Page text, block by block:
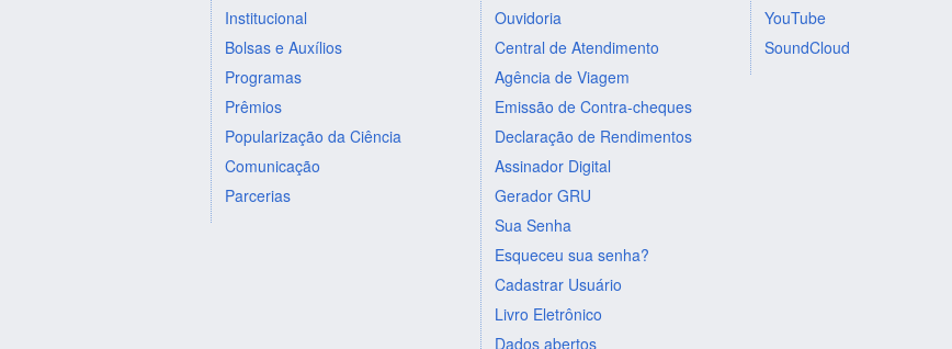
Institucional
Bolsas e Auxílios
Programas
Prêmios
Popularização da Ciência
Comunicação
Parcerias
Ouvidoria
Central de Atendimento
Agência de Viagem
Emissão de Contra-cheques
Declaração de Rendimentos
Assinador Digital
Gerador GRU
Sua Senha
Esqueceu sua senha?
Cadastrar Usuário
Livro Eletrônico
Dados abertos
YouTube
SoundCloud